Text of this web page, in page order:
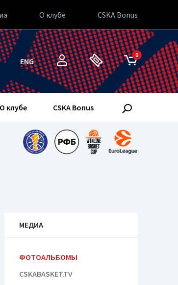
О клубе CSKA Bonus
ENG
0
О клубе CSKA Bonus
МЕДИА
ФОТОАЛЬБОМЫ
CSKABASKET.TV